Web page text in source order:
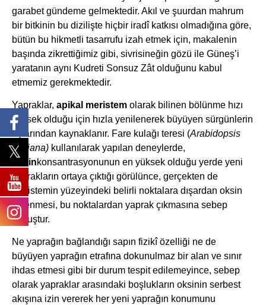
garabet gündeme gelmektedir. Akıl ve şuurdan mahrum
bir bitkinin bu dizilişte hiçbir iradî katkısı olmadığına göre,
bütün bu hikmetli tasarrufu izah etmek için, makalenin
başında zikrettiğimiz gibi, sivrisineğin gözü ile Güneş’i
yaratanın aynı Kudreti Sonsuz Zât olduğunu kabul
etmemiz gerekmektedir.
Yapraklar, apikal meristem olarak bilinen bölünme hızı
yüksek olduğu için hızla yenilenerek büyüyen sürgünlerin
uçlarından kaynaklanır. Fare kulağı teresi (Arabidopsis
thaliana) kullanılarak yapılan deneylerde,
oksinkonsantrasyonunun en yüksek olduğu yerde yeni
yaprakların ortaya çıktığı görülünce, gerçekten de
meristemin yüzeyindeki belirli noktalara dışardan oksin
eklenmesi, bu noktalardan yaprak çıkmasına sebep
olmuştur.
Ne yaprağın bağlandığı sapın fizikî özelliği ne de
büyüyen yaprağın etrafına dokunulmaz bir alan ve sınır
ihdas etmesi gibi bir durum tespit edilemeyince, sebep
olarak yapraklar arasındaki boşlukların oksinin serbest
akışına izin vererek her yeni yaprağın konumunu